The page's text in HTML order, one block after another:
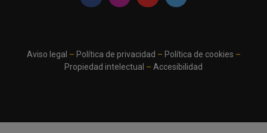
Aviso legal – Política de privacidad – Política de cookies –
Propiedad intelectual – Accesibilidad